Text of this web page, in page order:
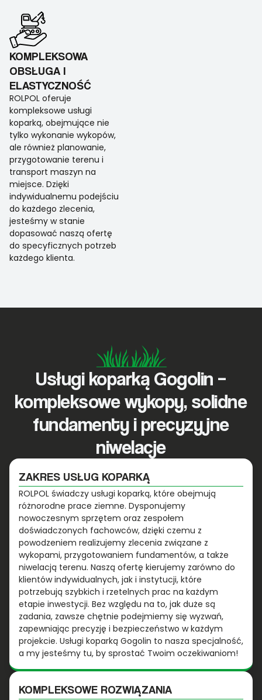
KOMPLEKSOWA
OBSŁUGA I
ELASTYCZNOŚĆ
ROLPOL oferuje
kompleksowe usługi
koparką, obejmujące nie
tylko wykonanie wykopów,
ale również planowanie,
przygotowanie terenu i
transport maszyn na
miejsce. Dzięki
indywidualnemu podejściu
do każdego zlecenia,
jesteśmy w stanie
dopasować naszą ofertę
do specyficznych potrzeb
każdego klienta.
Usługi koparką Gogolin –
kompleksowe wykopy, solidne
fundamenty i precyzyjne
niwelacje
ZAKRES USŁUG KOPARKĄ
ROLPOL świadczy usługi koparką, które obejmują
różnorodne prace ziemne. Dysponujemy
nowoczesnym sprzętem oraz zespołem
doświadczonych fachowców, dzięki czemu z
powodzeniem realizujemy zlecenia związane z
wykopami, przygotowaniem fundamentów, a także
niwelacją terenu. Naszą ofertę kierujemy zarówno do
klientów indywidualnych, jak i instytucji, które
potrzebują szybkich i rzetelnych prac na każdym
etapie inwestycji. Bez względu na to, jak duże są
zadania, zawsze chętnie podejmiemy się wyzwań,
zapewniając precyzję i bezpieczeństwo w każdym
projekcie. Usługi koparką Gogolin to nasza specjalność,
a my jesteśmy tu, by sprostać Twoim oczekiwaniom!
KOMPLEKSOWE ROZWIĄZANIA